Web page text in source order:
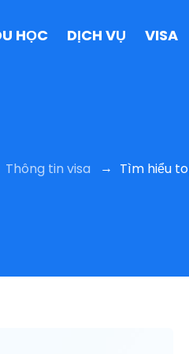
HỌC DỊCH VỤ VISA
Thông tin visa → Tìm hiểu